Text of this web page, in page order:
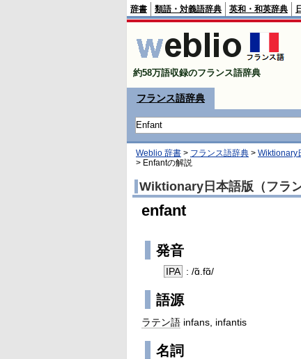
辞書 類語・対義語辞典 英和・和英辞典
約58万語収録のフランス語辞典
フランス語辞典
Weblio 辞書 > フランス語辞典 > Wiktionary
> Enfantの解説
Wiktionary日本語版（フラ
enfant
発音
IPA : /ɑ̃.fɑ̃/
語源
ラテン語 infans, infantis
名詞